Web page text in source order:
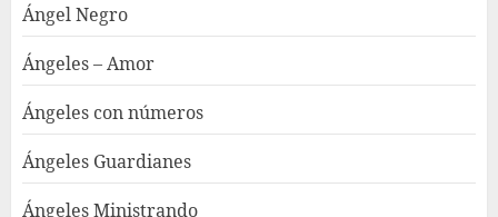
Ángel Negro
Ángeles – Amor
Ángeles con números
Ángeles Guardianes
Ángeles Ministrando